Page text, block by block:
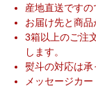
産地直送ですの
お届け先と商品
3箱以上のご注
します。
熨斗の対応は承
メッセージカー